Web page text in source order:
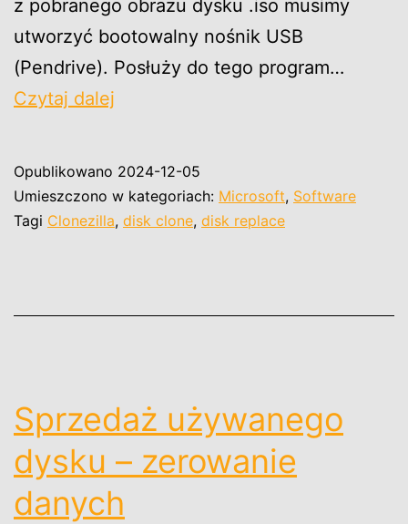
z pobranego obrazu dysku .iso musimy
utworzyć bootowalny nośnik USB
(Pendrive). Posłuży do tego program…
Czytaj dalej
zawartości
całego
Opublikowano 2024-12-05
Umieszczono w kategoriach: Microsoft, Software
Tagi Clonezilla, disk clone, disk replace
Sprzedaż używanego
dysku – zerowanie
danych